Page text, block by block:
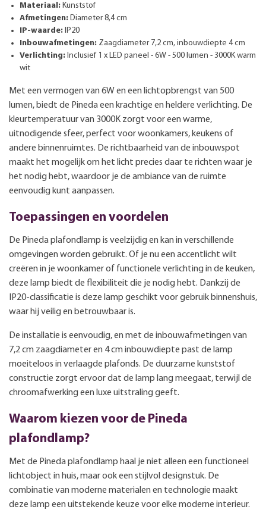
Materiaal: Kunststof
Afmetingen: Diameter 8,4 cm
IP-waarde: IP20
Inbouwafmetingen: Zaagdiameter 7,2 cm, inbouwdiepte 4 cm
Verlichting: Inclusief 1 x LED paneel - 6W - 500 lumen - 3000K warm
wit
Met een vermogen van 6W en een lichtopbrengst van 500
lumen, biedt de Pineda een krachtige en heldere verlichting. De
kleurtemperatuur van 3000K zorgt voor een warme,
uitnodigende sfeer, perfect voor woonkamers, keukens of
andere binnenruimtes. De richtbaarheid van de inbouwspot
maakt het mogelijk om het licht precies daar te richten waar je
het nodig hebt, waardoor je de ambiance van de ruimte
eenvoudig kunt aanpassen.
Toepassingen en voordelen
De Pineda plafondlamp is veelzijdig en kan in verschillende
omgevingen worden gebruikt. Of je nu een accentlicht wilt
creëren in je woonkamer of functionele verlichting in de keuken,
deze lamp biedt de flexibiliteit die je nodig hebt. Dankzij de
IP20-classificatie is deze lamp geschikt voor gebruik binnenshuis,
waar hij veilig en betrouwbaar is.
De installatie is eenvoudig, en met de inbouwafmetingen van
7,2 cm zaagdiameter en 4 cm inbouwdiepte past de lamp
moeiteloos in verlaagde plafonds. De duurzame kunststof
constructie zorgt ervoor dat de lamp lang meegaat, terwijl de
chroomafwerking een luxe uitstraling geeft.
Waarom kiezen voor de Pineda
plafondlamp?
Met de Pineda plafondlamp haal je niet alleen een functioneel
lichtobject in huis, maar ook een stijlvol designstuk. De
combinatie van moderne materialen en technologie maakt
deze lamp een uitstekende keuze voor elke moderne interieur.